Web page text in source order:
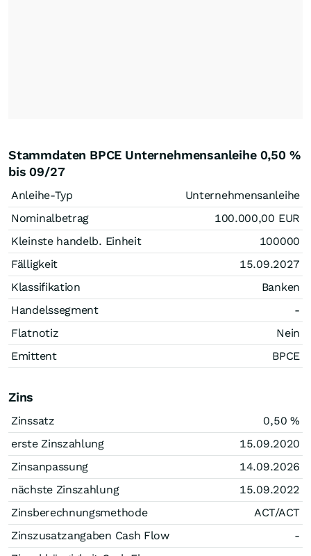
Stammdaten BPCE Unternehmensanleihe 0,50 %
bis 09/27
Anleihe-Typ
Unternehmensanleihe
Nominalbetrag
100.000,00 EUR
Kleinste handelb. Einheit
100000
Fälligkeit
15.09.2027
Klassifikation
Banken
Handelssegment
-
Flatnotiz
Nein
Emittent
BPCE
Zins
Zinssatz 0,50 %
erste Zinszahlung
15.09.2020
Zinsanpassung
14.09.2026
nächste Zinszahlung
15.09.2022
Zinsberechnungsmethode
ACT/ACT
Zinszusatzangaben Cash Flow
-